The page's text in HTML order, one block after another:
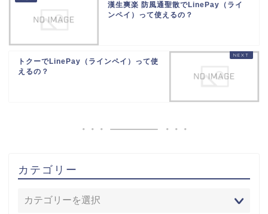
漢生爽楽 防風通聖散でLinePay（ライ
ンペイ）って使えるの？
トクーでLinePay（ラインペイ）って使
えるの？
カテゴリー